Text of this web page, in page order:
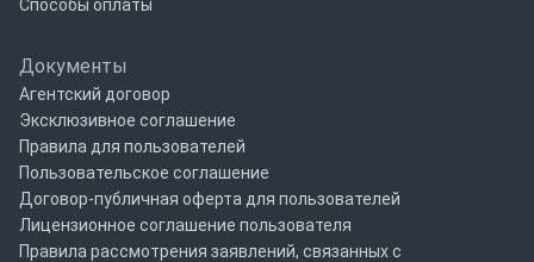
Способы оплаты
Документы
Агентский договор
Эксклюзивное соглашение
Правила для пользователей
Пользовательское соглашение
Договор-публичная оферта для пользователей
Лицензионное соглашение пользователя
Правила рассмотрения заявлений, связанных с